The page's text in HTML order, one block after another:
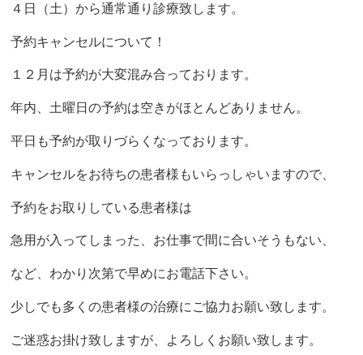
４日（土）から通常通り診療致します。
予約キャンセルについて！
１２月は予約が大変混み合っております。
年内、土曜日の予約は空きがほとんどありません。
平日も予約が取りづらくなっております。
キャンセルをお待ちの患者様もいらっしゃいますので、
予約をお取りしている患者様は
急用が入ってしまった、お仕事で間に合いそうもない、
など、わかり次第で早めにお電話下さい。
少しでも多くの患者様の治療にご協力お願い致します。
ご迷惑お掛け致しますが、よろしくお願い致します。